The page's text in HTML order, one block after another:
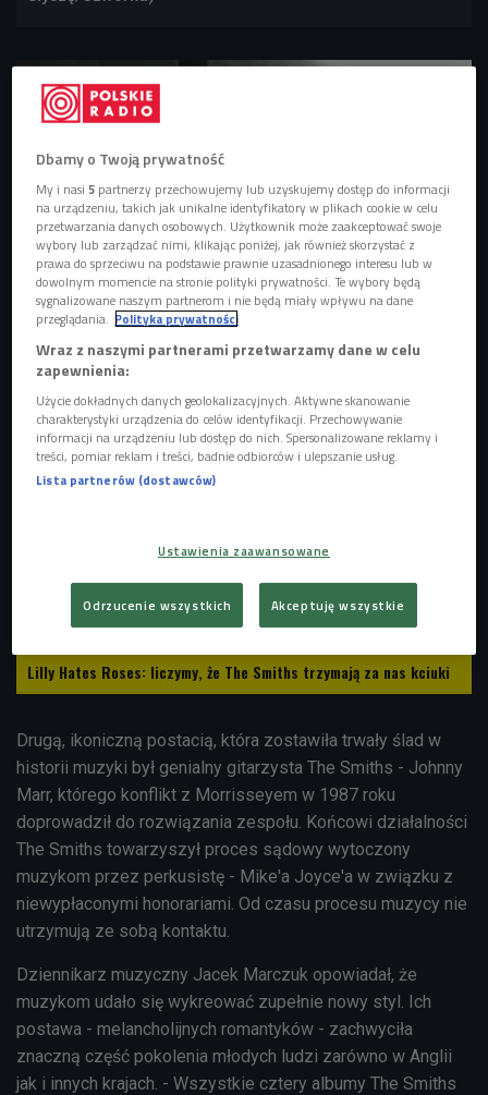
Steven Morrissey, były wokalista grupy The Smiths, w trakcie koncertu w
Barcelonie
Foto: Shutterstock.com/Christian Bertrand
Lilly Hates Roses: liczymy, że The Smiths trzymają za nas kciuki
Drugą, ikoniczną postacią, która zostawiła trwały ślad w
historii muzyki był genialny gitarzysta The Smiths - Johnny
Marr, którego konflikt z Morrisseyem w 1987 roku
doprowadził do rozwiązania zespołu. Końcowi działalności
The Smiths towarzyszył proces sądowy wytoczony
muzykom przez perkusistę - Mike'a Joyce'a w związku z
niewypłaconymi honorariami. Od czasu procesu muzycy nie
utrzymują ze sobą kontaktu.
Dziennikarz muzyczny Jacek Marczuk opowiadał, że
muzykom udało się wykreować zupełnie nowy styl. Ich
postawa - melancholijnych romantyków - zachwyciła
znaczną część pokolenia młodych ludzi zarówno w Anglii
jak i innych krajach. - Wszystkie cztery albumy The Smiths
Dbamy o Twoją prywatność
My i nasi5 partnerzy przechowujemy lub uzyskujemy dostęp do informacji
na urządzeniu, takich jak unikalne identyfikatory w plikach cookie w celu
przetwarzania danych osobowych. Użytkownik może zaakceptować swoje
wybory lub zarządzać nimi, klikając poniżej, jak również skorzystać z
prawa do sprzeciwu na podstawie prawnie uzasadnionego interesu lub w
dowolnym momencie na stronie polityki prywatności. Te wybory będą
sygnalizowane naszym partnerom i nie będą miały wpływu na dane
przeglądania. Polityka prywatności
Wraz z naszymi partnerami przetwarzamy dane w celu
zapewnienia:
Użycie dokładnych danych geolokalizacyjnych. Aktywne skanowanie
charakterystyki urządzenia do celów identyfikacji. Przechowywanie
informacji na urządzeniu lub dostęp do nich. Spersonalizowane reklamy i
treści, pomiar reklam i treści, badnie odbiorców i ulepszanie usług.
Lista partnerów (dostawców)
Ustawienia zaawansowane
Odrzucenie wszystkich Akceptuję wszystkie